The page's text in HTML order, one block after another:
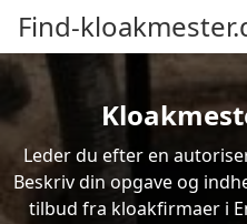
Find-
Leder du efter en
Beskriv din opgave og
tilbud fra kloakfirmaer i